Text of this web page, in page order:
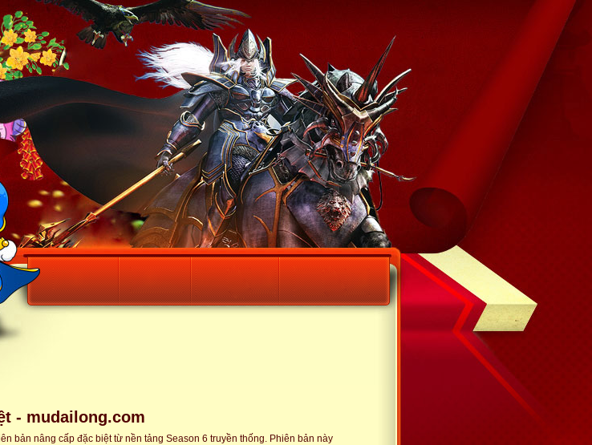
- mudailong.com
bản nâng cấp đặc biệt từ nền tảng Season 6 truyền thống. Phiên bản này